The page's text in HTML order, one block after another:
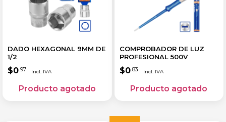
DADO HEXAGONAL 9MM DE
1/2
$0.97
COMPROBADOR DE LUZ
PROFESIONAL 500V
$0.83